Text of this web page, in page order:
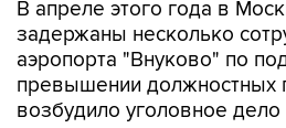
аэропорта "Внуково" по
превышении должностных
возбудило уголовное дело
начальника таможенного
"Внуково" Романа